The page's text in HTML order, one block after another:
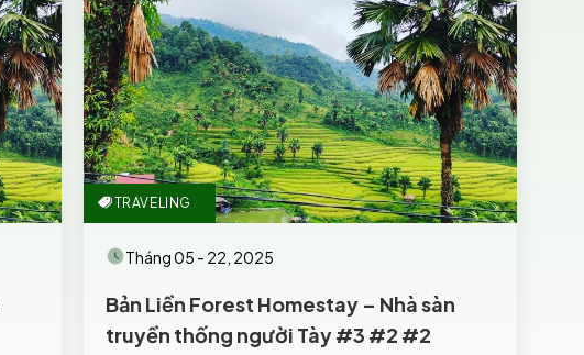
TRAVELING
Tháng 05 - 22, 2025
Bản Liền Forest Homestay – Nhà sàn
truyền thống người Tày #3 #2 #2